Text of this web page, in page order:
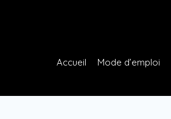
Accueil Mode d’emploi